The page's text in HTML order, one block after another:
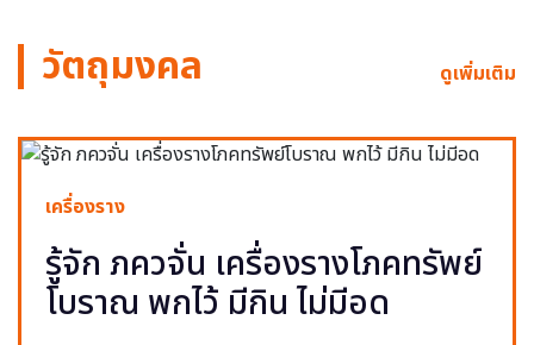
วัตถุมงคล ดูเพิ่มเติม
เครื่องราง
รู้จัก ภควจั่น เครื่องรางโภคทรัพย์
โบราณ พกไว้ มีกิน ไม่มีอด